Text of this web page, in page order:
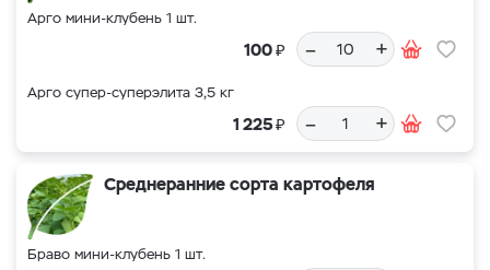
Арго мини-клубень 1 шт.
100₽ – +
Арго супер-суперэлита 3,5 кг
1 225₽ – +
Среднеранние сорта картофеля
Браво мини-клубень 1 шт.